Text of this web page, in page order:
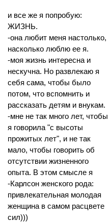
и все же я попробую:
ЖИЗНЬ.
-она любит меня настолько,
насколько люблю ее я.
-моя жизнь интересна и
нескучна. Но развлекаю я
себя сама, чтобы было
потом, что вспомнить и
рассказать детям и внукам.
-мне не так много лет, чтобы
я говорила "с высоты
прожитых лет", и не так
мало, чтобы говорить об
отсутствии жизненного
опыта. В этом смысле я
-Карлсон женского рода:
привлекательная молодая
женщина в самом расцвете
сил)))